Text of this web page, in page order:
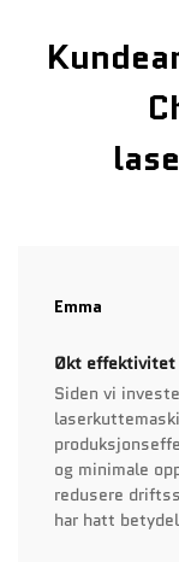
Emma
Økt effektivitet
Siden vi
og minimale
redusere
har hatt